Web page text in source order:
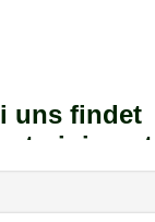
uns findet
Dann